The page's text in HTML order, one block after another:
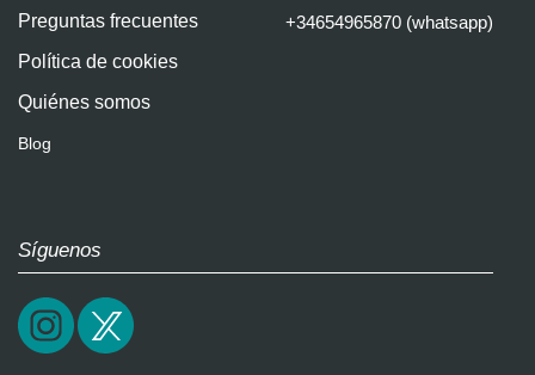
Preguntas frecuentes
Política de cookies
Quiénes somos
Blog
+34654965870 (whatsapp)
Síguenos